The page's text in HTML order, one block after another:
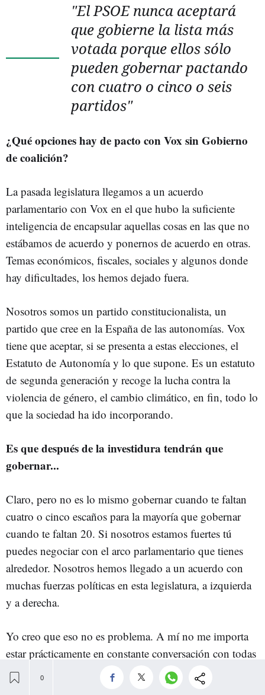
"El PSOE nunca aceptará
que gobierne la lista más
votada porque ellos sólo
pueden gobernar pactando
con cuatro o cinco o seis
partidos"
¿Qué opciones hay de pacto con Vox sin Gobierno
de coalición?
La pasada legislatura llegamos a un acuerdo
parlamentario con Vox en el que hubo la suficiente
inteligencia de encapsular aquellas cosas en las que no
estábamos de acuerdo y ponernos de acuerdo en otras.
Temas económicos, fiscales, sociales y algunos donde
hay dificultades, los hemos dejado fuera.
Nosotros somos un partido constitucionalista, un
partido que cree en la España de las autonomías. Vox
tiene que aceptar, si se presenta a estas elecciones, el
Estatuto de Autonomía y lo que supone. Es un estatuto
de segunda generación y recoge la lucha contra la
violencia de género, el cambio climático, en fin, todo lo
que la sociedad ha ido incorporando.
Es que después de la investidura tendrán que
gobernar...
Claro, pero no es lo mismo gobernar cuando te faltan
cuatro o cinco escaños para la mayoría que gobernar
cuando te faltan 20. Si nosotros estamos fuertes tú
puedes negociar con el arco parlamentario que tienes
alrededor. Nosotros hemos llegado a un acuerdo con
muchas fuerzas políticas en esta legislatura, a izquierda
y a derecha.
Yo creo que eso no es problema. A mí no me importa
estar prácticamente en constante conversación con todas
las fuerzas políticas. Tenemos esa habilidad y la hemos
demostrado.